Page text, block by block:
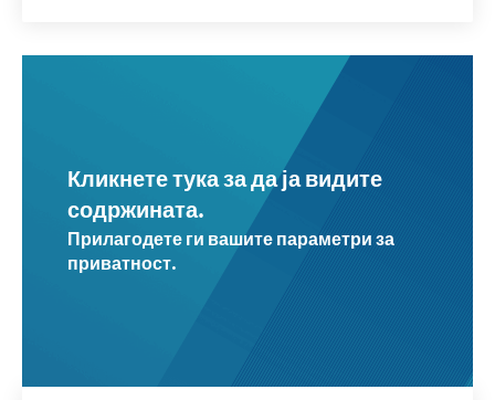
Кликнете тука за да ја видите
содржината.
Прилагодете ги вашите параметри за
приватност.